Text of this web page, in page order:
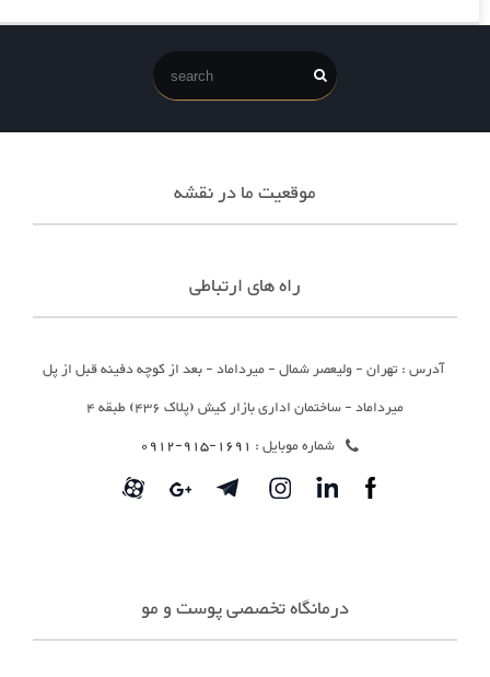
موقعیت ما در نقشه
راه های ارتباطی
آدرس : تهران - ولیعصر شمال - میرداماد - بعد از کوچه دفینه قبل از پل
میرداماد - ساختمان اداری بازار کیش (پلاک 436) طبقه 4
شماره موبایل : 1691-915-0912
درمانگاه تخصصی پوست و مو